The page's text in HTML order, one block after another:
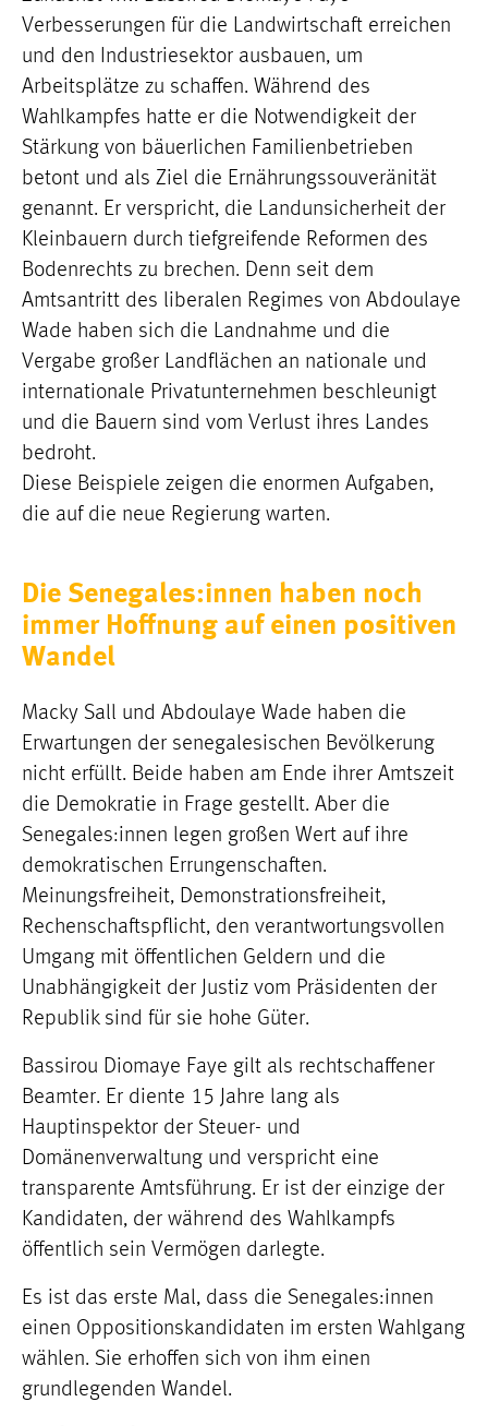
Verbesserungen für die Landwirtschaft erreichen
und den Industriesektor ausbauen, um
Arbeitsplätze zu schaffen. Während des
Wahlkampfes hatte er die Notwendigkeit der
Stärkung von bäuerlichen Familienbetrieben
betont und als Ziel die Ernährungssouveränität
genannt. Er verspricht, die Landunsicherheit der
Kleinbauern durch tiefgreifende Reformen des
Bodenrechts zu brechen. Denn seit dem
Amtsantritt des liberalen Regimes von Abdoulaye
Wade haben sich die Landnahme und die
Vergabe großer Landflächen an nationale und
internationale Privatunternehmen beschleunigt
und die Bauern sind vom Verlust ihres Landes
bedroht.
Diese Beispiele zeigen die enormen Aufgaben,
die auf die neue Regierung warten.
Die Senegales:innen haben noch
immer Hoffnung auf einen positiven
Wandel
Macky Sall und Abdoulaye Wade haben die
Erwartungen der senegalesischen Bevölkerung
nicht erfüllt. Beide haben am Ende ihrer Amtszeit
die Demokratie in Frage gestellt. Aber die
Senegales:innen legen großen Wert auf ihre
demokratischen Errungenschaften.
Meinungsfreiheit, Demonstrationsfreiheit,
Rechenschaftspflicht, den verantwortungsvollen
Umgang mit öffentlichen Geldern und die
Unabhängigkeit der Justiz vom Präsidenten der
Republik sind für sie hohe Güter.
Bassirou Diomaye Faye gilt als rechtschaffener
Beamter. Er diente 15 Jahre lang als
Hauptinspektor der Steuer- und
Domänenverwaltung und verspricht eine
transparente Amtsführung. Er ist der einzige der
Kandidaten, der während des Wahlkampfs
öffentlich sein Vermögen darlegte.
Es ist das erste Mal, dass die Senegales:innen
einen Oppositionskandidaten im ersten Wahlgang
wählen. Sie erhoffen sich von ihm einen
grundlegenden Wandel.